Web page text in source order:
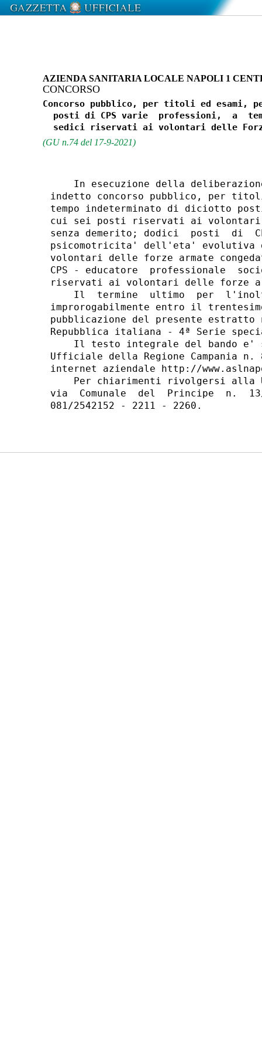
AZIENDA SANITARIA LOCALE NAPOLI 1
CONCORSO
Concorso pubblico, per titoli ed esami,
posti di CPS varie  professioni,  a
(GU n.74 del 17-9-2021)
In esecuzione della
indetto concorso pubblico, per
tempo indeterminato di diciotto
cui sei posti riservati ai volontari
senza demerito; dodici  posti  di
psicomotricita' dell'eta'
volontari delle forze armate
CPS - educatore  professionale
riservati ai volontari delle forze
Il  termine  ultimo  per
improrogabilmente entro il
pubblicazione del presente
Repubblica italiana - 4ª Serie
Il testo integrale del bando e'
Ufficiale della Regione Campania
internet aziendale http://
Per chiarimenti rivolgersi alla
via  Comunale  del  Principe  n.
081/2542152 - 2211 - 2260.